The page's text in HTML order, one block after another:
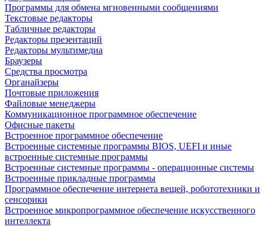
Программы для обмена мгновенными сообщениями
Текстовые редакторы
Табличные редакторы
Редакторы презентаций
Редакторы мультимедиа
Браузеры
Средства просмотра
Органайзеры
Почтовые приложения
Файловые менеджеры
Коммуникационное программное обеспечение
Офисные пакеты
Встроенное программное обеспечение
Встроенные системные программы BIOS, UEFI и иные
встроенные системные программы
Встроенные системные программы - операционные системы
Встроенные прикладные программы
Программное обеспечение интернета вещей, робототехники и
сенсорики
Встроенное микропрограммное обеспечение искусственного
интеллекта